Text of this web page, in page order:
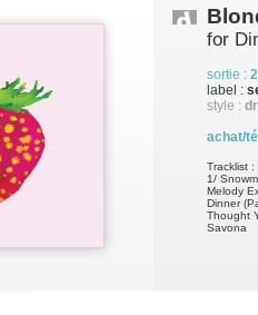
for
sortie :
label :
style :
achat/
Tracklist :
1/
Melody
Dinner
Thought
Savona